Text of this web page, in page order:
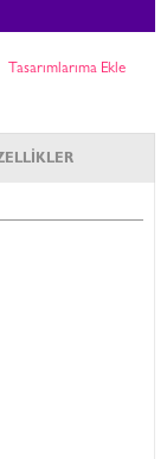
Tasarımlarıma Ekle